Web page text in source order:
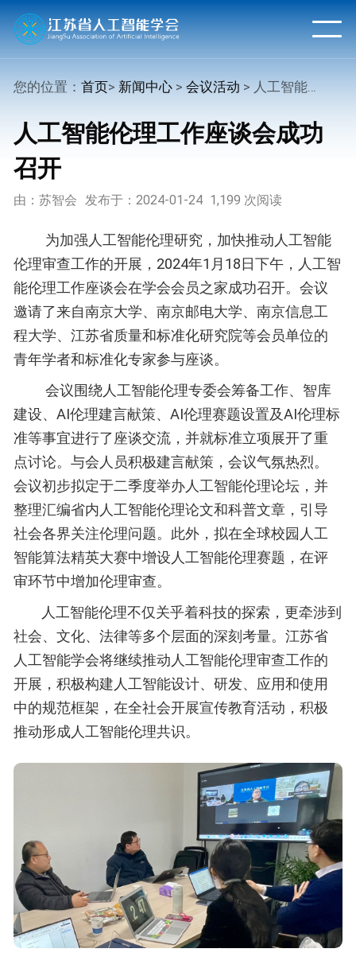
您的位置：首页> 新闻中心 >会议活动 > 人工智能伦理工作座谈会成功召开
人工智能伦理工作座谈会成功
召开
由：苏智会 发布于：2024-01-24 1,199 次阅读
为加强人工智能伦理研究，加快推动人工智能
伦理审查工作的开展，2024年1月18日下午，人工智
能伦理工作座谈会在学会会员之家成功召开。会议
邀请了来自南京大学、南京邮电大学、南京信息工
程大学、江苏省质量和标准化研究院等会员单位的
青年学者和标准化专家参与座谈。
会议围绕人工智能伦理专委会筹备工作、智库
建设、AI伦理建言献策、AI伦理赛题设置及AI伦理标
准等事宜进行了座谈交流，并就标准立项展开了重
点讨论。与会人员积极建言献策，会议气氛热烈。
会议初步拟定于二季度举办人工智能伦理论坛，并
整理汇编省内人工智能伦理论文和科普文章，引导
社会各界关注伦理问题。此外，拟在全球校园人工
智能算法精英大赛中增设人工智能伦理赛题，在评
审环节中增加伦理审查。
人工智能伦理不仅关乎着科技的探索，更牵涉到
社会、文化、法律等多个层面的深刻考量。江苏省
人工智能学会将继续推动人工智能伦理审查工作的
开展，积极构建人工智能设计、研发、应用和使用
中的规范框架，在全社会开展宣传教育活动，积极
推动形成人工智能伦理共识。